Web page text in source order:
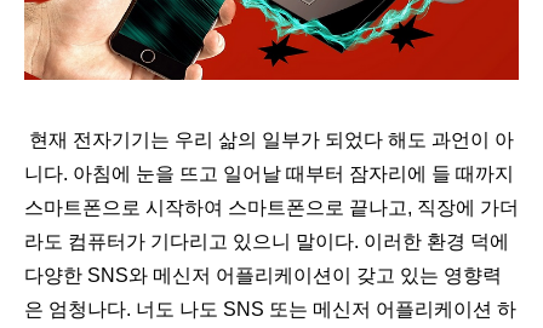
현재 전자기기는 우리 삶의 일부가 되었다 해도 과언이 아
니다. 아침에 눈을 뜨고 일어날 때부터 잠자리에 들 때까지
스마트폰으로 시작하여 스마트폰으로 끝나고, 직장에 가더
라도 컴퓨터가 기다리고 있으니 말이다. 이러한 환경 덕에
다양한 SNS와 메신저 어플리케이션이 갖고 있는 영향력
은 엄청나다. 너도 나도 SNS 또는 메신저 어플리케이션 하